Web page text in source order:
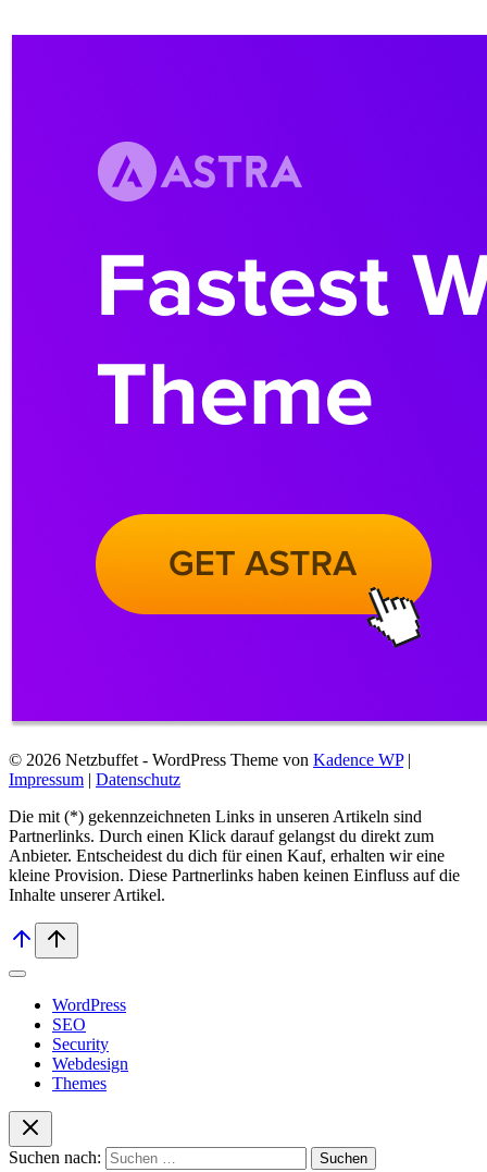
© 2026 Netzbuffet - WordPress Theme von Kadence WP|
Impressum
Datenschutz
Die mit (*) gekennzeichneten Links in unseren Artikeln sind
Partnerlinks. Durch einen Klick darauf ge­lan­gst du direkt zum
Anbieter. Entscheidest du dich für einen Kauf, erhalten wir ei­ne
kleine Provision. Diese Partnerlinks haben keinen Einfluss auf die
Inhalte unserer Artikel.
WordPress
SEO
Security
Webdesign
Themes
Suchen nach: